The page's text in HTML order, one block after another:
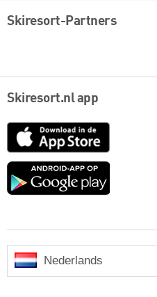
Skiresort-Partners
Skiresort.nl app
App
Google
Nederlands